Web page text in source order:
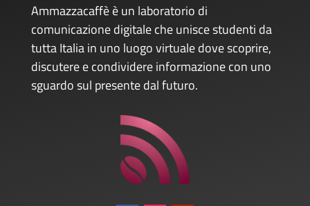
Ammazzacaffè è un laboratorio di
comunicazione digitale che unisce studenti da
tutta Italia in uno luogo virtuale dove scoprire,
discutere e condividere informazione con uno
sguardo sul presente dal futuro.